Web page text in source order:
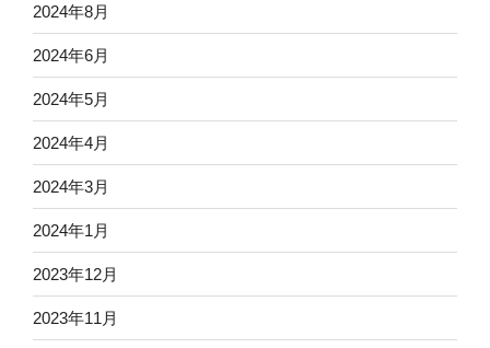
2024年8月
2024年6月
2024年5月
2024年4月
2024年3月
2024年1月
2023年12月
2023年11月